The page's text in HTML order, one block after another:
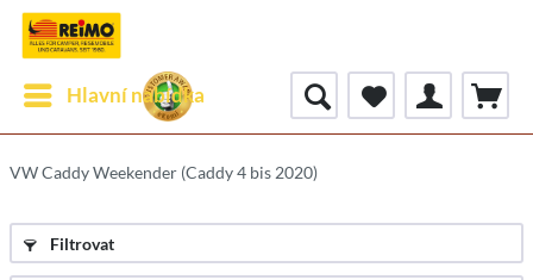
Hlavní nabídka
VW Caddy Weekender (Caddy 4 bis 2020)
Filtrovat